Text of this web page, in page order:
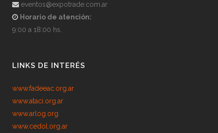
eventos@expotrade.com.ar
Horario de atención:
9:00 a 18:00 hs.
LINKS DE INTERÉS
www.fadeeac.org.ar
www.ataci.org.ar
www.arlog.org
www.cedol.org.ar